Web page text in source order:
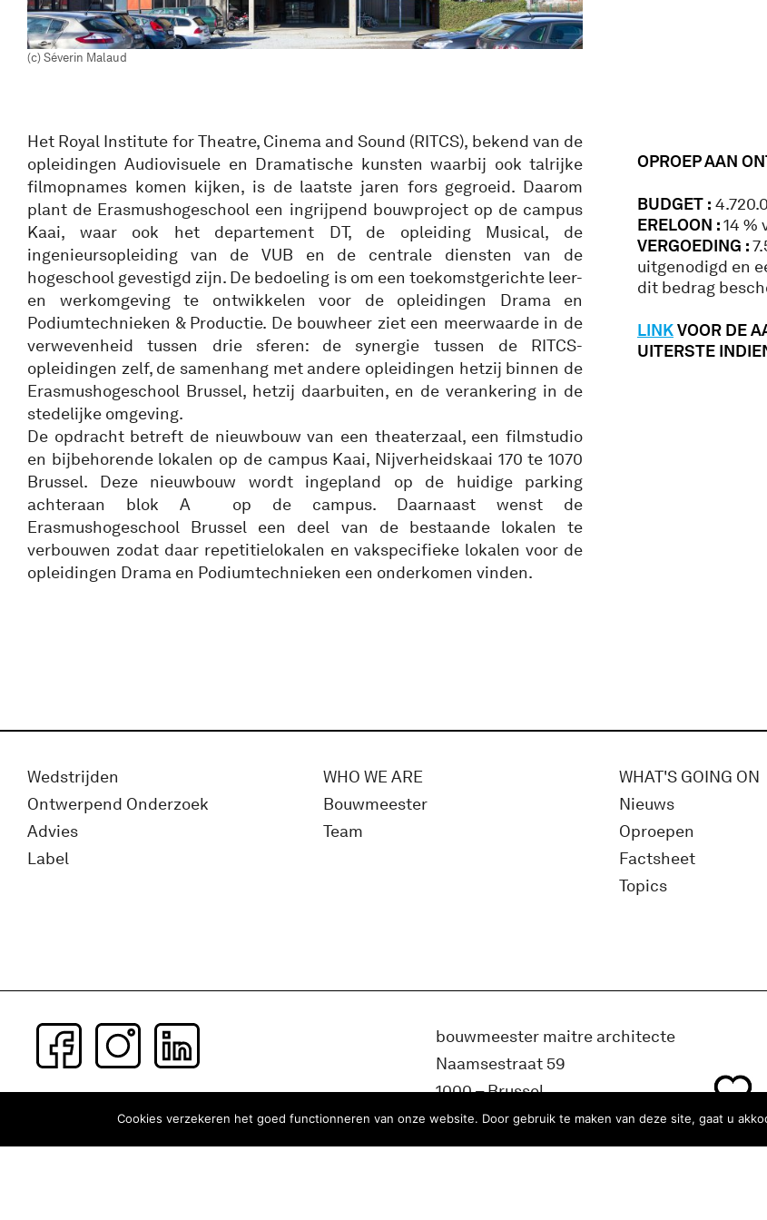
(c) Séverin Malaud
Het Royal Institute for Theatre, Cinema and Sound (RITCS), bekend van de
opleidingen Audiovisuele en Dramatische kunsten waarbij ook talrijke
filmopnames komen kijken, is de laatste jaren fors gegroeid. Daarom
plant de Erasmushogeschool een ingrijpend bouwproject op de campus
Kaai, waar ook het departement DT, de opleiding Musical, de
ingenieursopleiding van de VUB en de centrale diensten van de
hogeschool gevestigd zijn. De bedoeling is om een toekomstgerichte leer-
en werkomgeving te ontwikkelen voor de opleidingen Drama en
Podiumtechnieken & Productie. De bouwheer ziet een meerwaarde in de
verwevenheid tussen drie sferen: de synergie tussen de RITCS-
opleidingen zelf, de samenhang met andere opleidingen hetzij binnen de
Erasmushogeschool Brussel, hetzij daarbuiten, en de verankering in de
stedelijke omgeving.
De opdracht betreft de nieuwbouw van een theaterzaal, een filmstudio
en bijbehorende lokalen op de campus Kaai, Nijverheidskaai 170 te 1070
Brussel. Deze nieuwbouw wordt ingepland op de huidige parking
achteraan blok A op de campus. Daarnaast wenst de
Erasmushogeschool Brussel een deel van de bestaande lokalen te
verbouwen zodat daar repetitielokalen en vakspecifieke lokalen voor de
opleidingen Drama en Podiumtechnieken een onderkomen vinden.
OPROEP AAN
BUDGET :
ERELOON :14 %
VERGOEDING :
uitgenodigd en
dit bedrag
LINKVOOR DE
UITERSTE
Wedstrijden
Ontwerpend Onderzoek
Advies
Label
WHO WE ARE
Bouwmeester
Team
WHAT'S GOING ON
Nieuws
Oproepen
Factsheet
Topics
Subscribe to our newsletter
bouwmeester maitre architecte
Naamsestraat 59
1000 – Brussel
België
Cookies verzekeren het goed functionneren van onze website. Door gebruik te maken van deze site, gaat u